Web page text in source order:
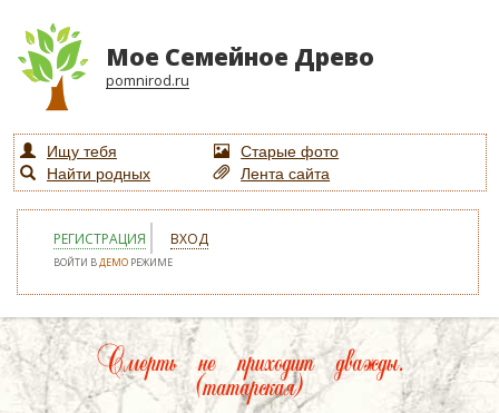
Мое Семейное Древо
pomnirod.ru
Ищу тебя
Старые фото
Найти родных
Лента сайта
РЕГИСТРАЦИЯ ВХОД
ВОЙТИ ВДЕМО РЕЖИМЕ
Смерть не приходит дважды.
(татарская)